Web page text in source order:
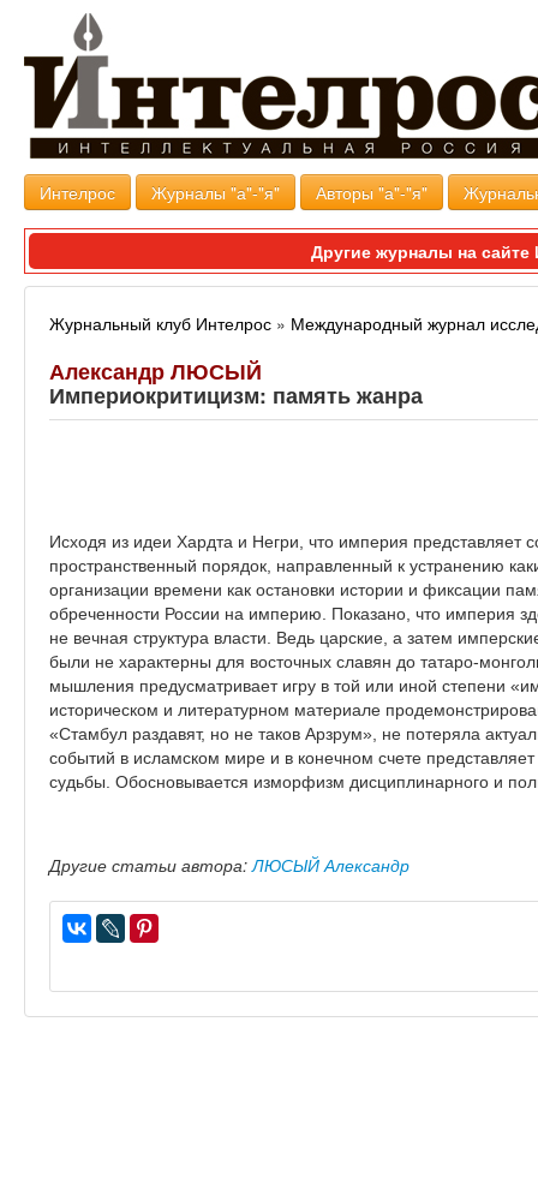
Интелрос Журналы "а"-"я" Авторы "а"-"я"
Другие журналы на
Журнальный клуб Интелрос » Международный журнал
Александр ЛЮСЫЙ
Империокритицизм: память жанра
Исходя из идеи Хардта и Негри, что империя представляет
пространственный порядок, направленный к устранению
организации времени как остановки истории и фиксации
обреченности России на империю. Показано, что империя
не вечная структура власти. Ведь царские, а затем
были не характерны для восточных славян до татаро-
мышления предусматривает игру в той или иной степени
историческом и литературном материале
«Стамбул раздавят, но не таков Арзрум», не потеряла
событий в исламском мире и в конечном счете
судьбы. Обосновывается изморфизм дисциплинарного и
Другие статьи автора:ЛЮСЫЙ Александр